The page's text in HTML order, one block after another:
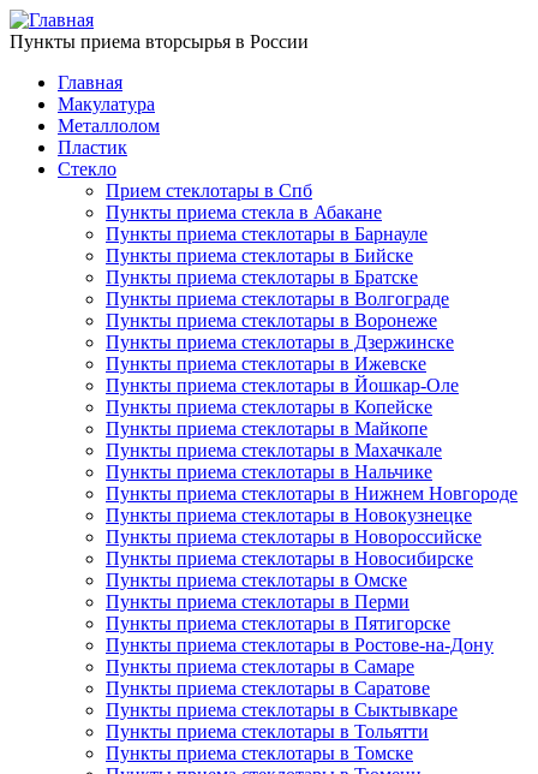
Пункты приема вторсырья в России
Главная
Макулатура
Металлолом
Пластик
Стекло
Прием стеклотары в Спб
Пункты приема стекла в Абакане
Пункты приема стеклотары в Барнауле
Пункты приема стеклотары в Бийске
Пункты приема стеклотары в Братске
Пункты приема стеклотары в Волгограде
Пункты приема стеклотары в Воронеже
Пункты приема стеклотары в Дзержинске
Пункты приема стеклотары в Ижевске
Пункты приема стеклотары в Йошкар-Оле
Пункты приема стеклотары в Копейске
Пункты приема стеклотары в Майкопе
Пункты приема стеклотары в Махачкале
Пункты приема стеклотары в Нальчике
Пункты приема стеклотары в Нижнем Новгороде
Пункты приема стеклотары в Новокузнецке
Пункты приема стеклотары в Новороссийске
Пункты приема стеклотары в Новосибирске
Пункты приема стеклотары в Омске
Пункты приема стеклотары в Перми
Пункты приема стеклотары в Пятигорске
Пункты приема стеклотары в Ростове-на-Дону
Пункты приема стеклотары в Самаре
Пункты приема стеклотары в Саратове
Пункты приема стеклотары в Сыктывкаре
Пункты приема стеклотары в Тольятти
Пункты приема стеклотары в Томске